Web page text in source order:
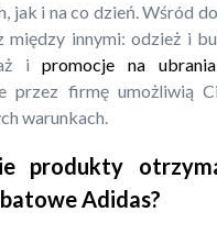
jak i na co dzień. Wśród
między innymi: odzież i
ipromocje na ubrania
przez firmę umożliwią
warunkach.
produkty
Adidas?